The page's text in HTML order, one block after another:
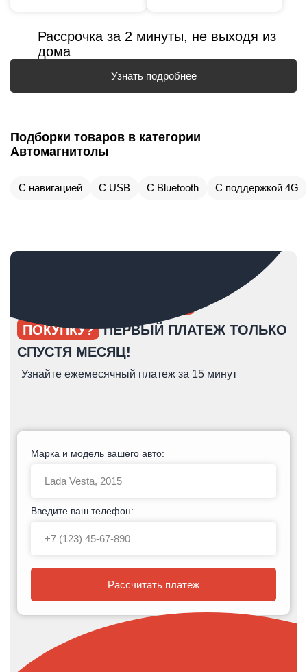
Рассрочка за 2 минуты, не выходя из
дома
Узнать подробнее
Подборки товаров в категории
Автомагнитолы
С навигацией С USB С Bluetooth С поддержкой 4G
ПОКУПКУ? ПЕРВЫЙ ПЛАТЕЖ ТОЛЬКО
СПУСТЯ МЕСЯЦ!
Узнайте ежемесячный платеж за 15 минут
Марка и модель вашего авто:
Введите ваш телефон:
Рассчитать платеж